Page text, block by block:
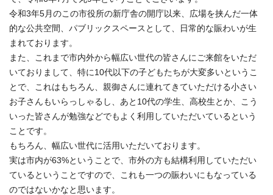
令和3年5月のこの市役所の新庁舎の開庁以来、広場を挟んだ一体
的な公共空間、パブリックスペースとして、日常的な賑わいが生
まれております。
また、これまで市内外から幅広い世代の皆さんにご来館をいただ
いておりまして、特に10代以下の子どもたちが大変多いというこ
とで、これはもちろん、親御さんに連れてきていただける小さい
お子さんもいらっしゃるし、あと10代の学生、高校生とか、こう
いった皆さんが勉強などでもよく利用していただいているという
ことです。
もちろん、幅広い世代に活用いただいております。
実は市内が63%ということで、市外の方も結構利用していただい
ているということですので、これも一つの賑わいにもなっている
のではないかなと思います。